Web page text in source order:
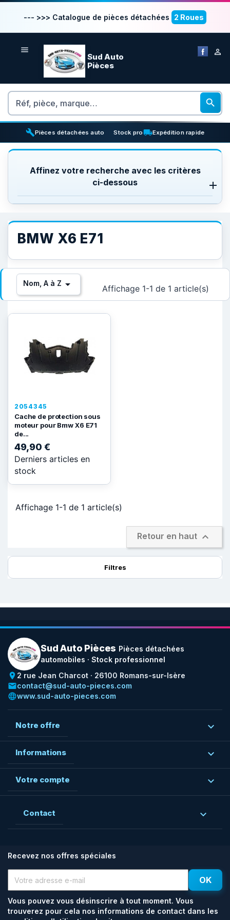
--- >>> Catalogue de pièces détachées 2 Roues
 
Sud Auto
Pièces
Rechercher

buildPièces détachées auto inventory_2
Stock prolocal_shippingExpédition rapide
Affinez votre recherche avec les critères
ci-dessous
BMW X6 E71
Nom, A à Z  Affichage 1-1 de 1 article(s)
2054345
Cache de protection sous
moteur pour Bmw X6 E71
de...
49,90 €
Derniers articles en
stock
Affichage 1-1 de 1 article(s)
Retour en haut 
Filtres
Sud Auto Pièces Pièces détachées
automobiles · Stock professionnel
place 2 rue Jean Charcot · 26100 Romans-sur-Isère
emailcontact@sud-auto-pieces.com
languagewww.sud-auto-pieces.com
Notre offre 
Informations 
Votre compte 
Contact 
Recevez nos offres spéciales
Vous pouvez vous désinscrire à tout moment. Vous
trouverez pour cela nos informations de contact dans les